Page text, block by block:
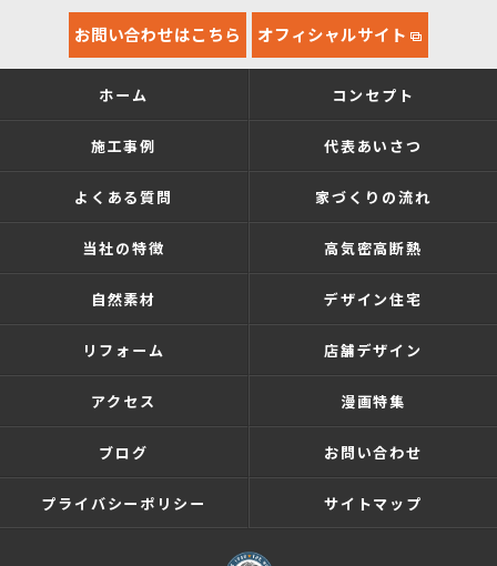
お問い合わせはこちら オフィシャルサイト
ホーム コンセプト
施工事例 代表あいさつ
よくある質問 家づくりの流れ
当社の特徴 高気密高断熱
自然素材 デザイン住宅
リフォーム 店舗デザイン
アクセス 漫画特集
ブログ お問い合わせ
プライバシーポリシー サイトマップ